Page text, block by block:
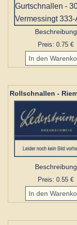
Beschreibung
Preis: 0.75 €
Beschreibung
Preis: 0.55 €